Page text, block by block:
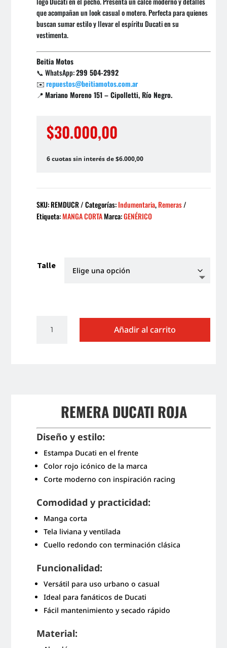
que acompañan un look casual o motero. Perfecta para quienes
buscan sumar estilo y llevar el espíritu Ducati en su
vestimenta.
Beitia Motos
📞 WhatsApp:299 504-2992
✉️repuestos@beitiamotos.com.ar
📍Mariano Moreno 151 – Cipolletti, Río Negro.
$30.000,00
6 cuotas sin interés de $6.000,00
SKU:REMDUCR Categorías:Indumentaria,Remeras
Etiqueta:MANGA CORTAMarca:GENÉRICO
Talle
DUCATI
Añadir al carrito
REMERA DUCATI ROJA
Diseño y estilo:
Estampa Ducati en el frente
Color rojo icónico de la marca
Corte moderno con inspiración racing
Comodidad y practicidad:
Manga corta
Tela liviana y ventilada
Cuello redondo con terminación clásica
Funcionalidad:
Versátil para uso urbano o casual
Ideal para fanáticos de Ducati
Fácil mantenimiento y secado rápido
Material: